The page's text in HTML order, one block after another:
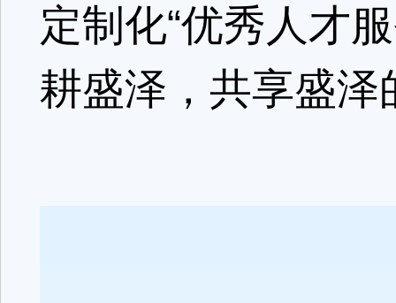
定制化“优秀人才
耕盛泽，共享盛泽